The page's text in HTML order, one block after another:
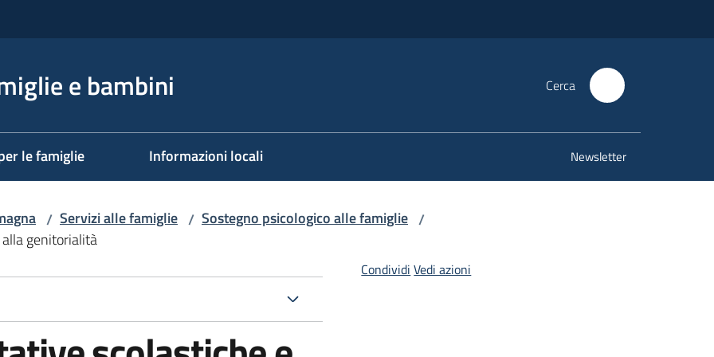
e bambini Cerca
le famiglie Informazioni locali Newsletter
/ Servizi alle famiglie / Sostegno psicologico alle famiglie /
genitorialità
Condividi Vedi azioni